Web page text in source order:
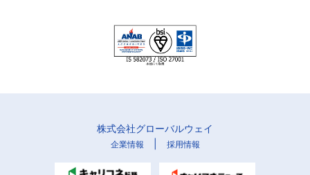
株式会社グローバルウェイ
企業情報 採用情報